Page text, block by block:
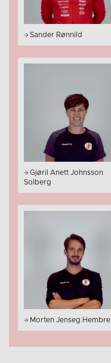
Sander Rønnild
Gjøril Anett Johnsson
Solberg
Morten Jenseg Hembre